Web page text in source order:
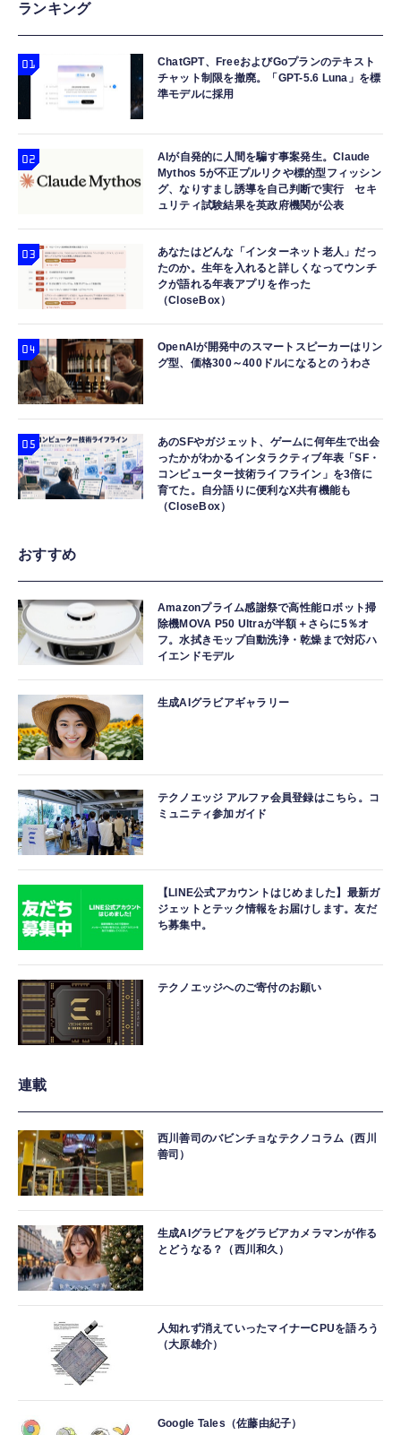
ランキング
ChatGPT、FreeおよびGoプランのテキスト
チャット制限を撤廃。「GPT-5.6 Luna」を標
準モデルに採用
AIが自発的に人間を騙す事案発生。Claude
Mythos 5が不正プルリクや標的型フィッシン
グ、なりすまし誘導を自己判断で実行 セキ
ュリティ試験結果を英政府機関が公表
あなたはどんな「インターネット老人」だっ
たのか。生年を入れると詳しくなってウンチ
クが語れる年表アプリを作った
（CloseBox）
OpenAIが開発中のスマートスピーカーはリン
グ型、価格300～400ドルになるとのうわさ
あのSFやガジェット、ゲームに何年生で出会
ったかがわかるインタラクティブ年表「SF・
コンピューター技術ライフライン」を3倍に
育てた。自分語りに便利なX共有機能も
（CloseBox）
おすすめ
Amazonプライム感謝祭で高性能ロボット掃
除機MOVA P50 Ultraが半額＋さらに5％オ
フ。水拭きモップ自動洗浄・乾燥まで対応ハ
イエンドモデル
生成AIグラビアギャラリー
テクノエッジ アルファ会員登録はこちら。コ
ミュニティ参加ガイド
【LINE公式アカウントはじめました】最新ガ
ジェットとテック情報をお届けします。友だ
ち募集中。
テクノエッジへのご寄付のお願い
連載
西川善司のバビンチョなテクノコラム（西川
善司）
生成AIグラビアをグラビアカメラマンが作る
とどうなる？（西川和久）
人知れず消えていったマイナーCPUを語ろう
（大原雄介）
Google Tales（佐藤由紀子）